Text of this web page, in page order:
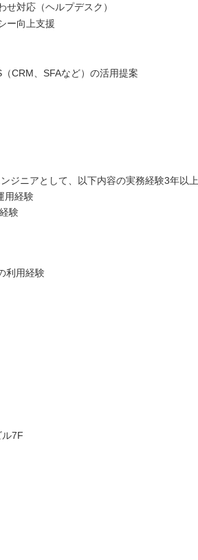
対応（ヘルプデスク）
ー向上支援
CRM、SFAなど）の活用提案
ジニアとして、以下内容の実務経験3年以上
用経験
験
利用経験
7F